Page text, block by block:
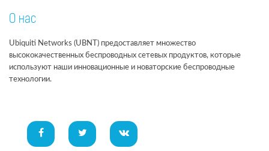
О нас
Ubiquiti Networks (UBNT) предоставляет множество
высококачественных беспроводных сетевых продуктов, которые
используют наши инновационные и новаторские беспроводные
технологии.